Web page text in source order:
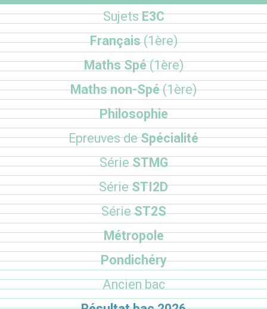
SujetsE3C
Français(1ère)
Maths Spé(1ère)
Maths non-Spé(1ère)
Philosophie
Epreuves deSpécialité
SérieSTMG
SérieSTI2D
SérieST2S
Métropole
Pondichéry
Ancien bac